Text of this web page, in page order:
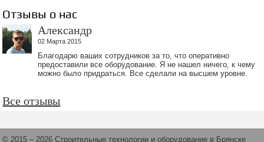
Отзывы о нас
Александр
02 Марта 2015
Благодарю ваших сотрудников за то, что оперативно
предоставили все оборудование. Я не нашел ничего, к чему
можно было придраться. Все сделали на высшем уровне.
Все отзывы
© 2015 – 2026 Строительные технологии и оборудование в Брянске